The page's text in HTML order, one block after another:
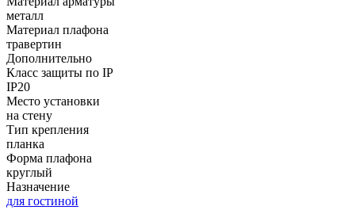
металл
Материал плафона
травертин
Дополнительно
Класс защиты по IP
IP20
Место установки
на стену
Тип крепления
планка
Форма плафона
круглый
Назначение
для гостиной